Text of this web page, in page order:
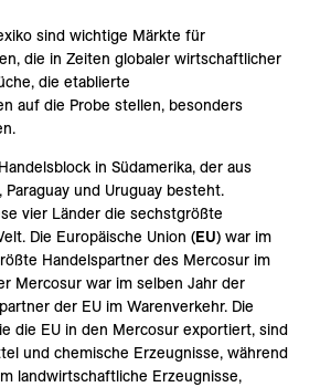
sind wichtige Märkte für
die in Zeiten globaler wirtschaftlicher
die etablierte
auf die Probe stellen, besonders
in Südamerika, der aus
und Uruguay besteht.
vier Länder die sechstgrößte
Die Europäische Union (EU) war im
Handelspartner des Mercosur im
Mercosur war im selben Jahr der
der EU im Warenverkehr. Die
die EU in den Mercosur exportiert, sind
und chemische Erzeugnisse, während
landwirtschaftliche Erzeugnisse,